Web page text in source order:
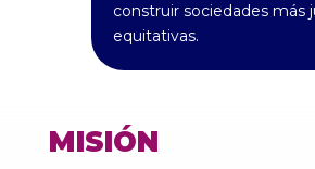
construir sociedades más
equitativas.
MISIÓN